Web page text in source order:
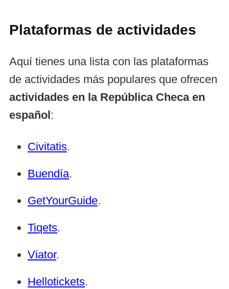
Plataformas de actividades
Aquí tienes una lista con las plataformas
de actividades más populares que ofrecen
actividades en la República Checa en
español :
Civitatis.
Buendía.
GetYourGuide.
Tiqets.
Viator.
Hellotickets.